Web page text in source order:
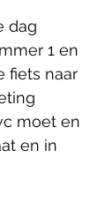
dag
1 en
fiets naar
moet en
en in